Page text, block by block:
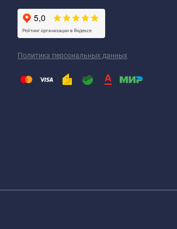
Политика персональных данных